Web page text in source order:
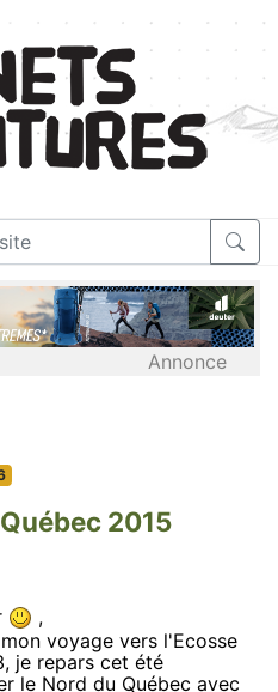
Annonce
2015
,
voyage vers l'Ecosse
je repars cet été
le Nord du Québec avec